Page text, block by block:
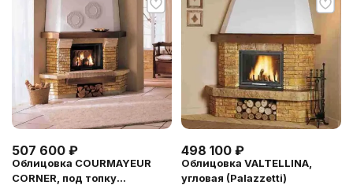
507 600 ₽
Облицовка COURMAYEUR
CORNER, под топку
498 100 ₽
Облицовка VALTELLINA,
угловая (Palazzetti)